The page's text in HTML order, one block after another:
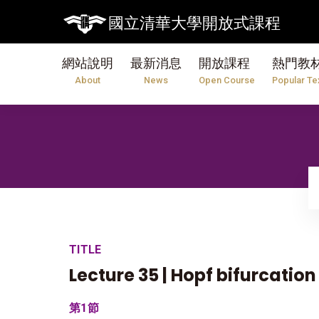
國立清華大學開放式課程
網站說明
About
最新消息
News
開放課程
Open Course
熱門教
Popular
TITLE
Lecture 35 | Hopf bifurcation
第1節